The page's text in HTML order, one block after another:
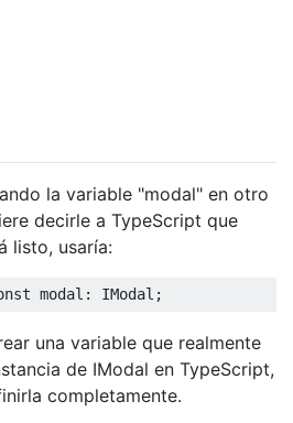
la variable "modal" en otro
decirle a TypeScript que
listo, usaría:
modal : IModal ;
una variable que realmente
de IModal en TypeScript,
completamente.